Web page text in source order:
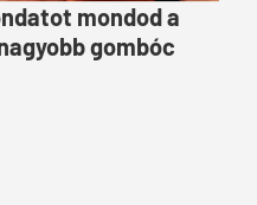
mondod a
gombóc